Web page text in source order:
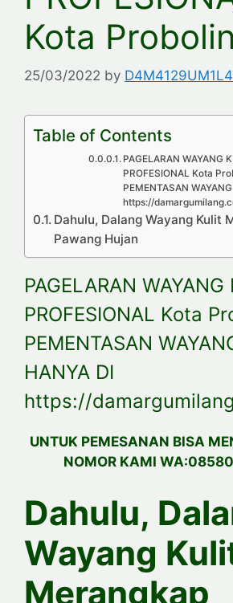
Kota
25/03/2022 by
Table of Contents
PAGELARAN WAYANG
PROFESIONAL Kota
PEMENTASAN
https://
Dahulu, Dalang Wayang Kulit
Pawang Hujan
PAGELARAN WAYANG
PROFESIONAL Kota
PEMENTASAN
HANYA DI
https://
UNTUK PEMESANAN BISA
NOMOR KAMI
Dahulu,
Wayang
Merangkap